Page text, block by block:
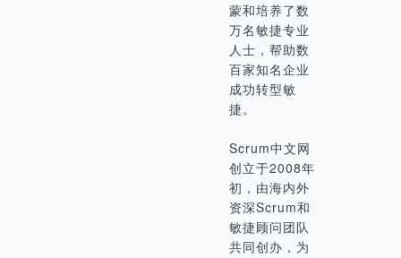
蒙和培养了数
万名敏捷专业
人士，帮助数
百家知名企业
成功转型敏
捷。
Scrum中文网
创立于2008年
初，由海内外
资深Scrum和
敏捷顾问团队
共同创办，为